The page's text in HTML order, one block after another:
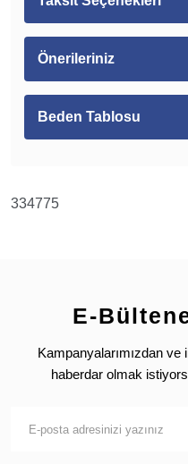
Önerileriniz
Beden Tablosu
334775
E-
Kampanyalarımızdan
haberdar olmak